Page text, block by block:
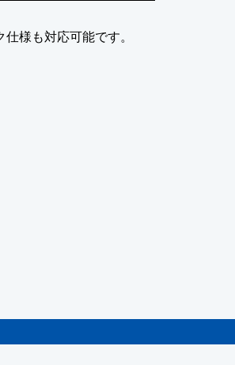
様も対応可能です。